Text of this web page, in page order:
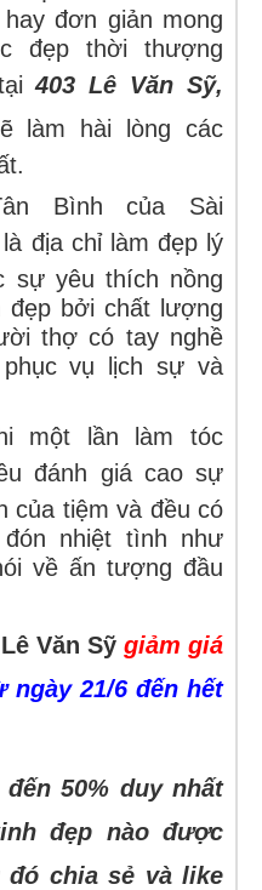
đơn giản mong
đẹp thời thượng
403 Lê Văn Sỹ,
làm hài lòng các
Bình của Sài
là địa chỉ làm đẹp lý
sự yêu thích nồng
đẹp bởi chất lượng
thợ có tay nghề
vụ lịch sự và
một lần làm tóc
đánh giá cao sự
của tiệm và đều có
nhiệt tình như
về ấn tượng đầu
Văn Sỹ giảm giá
ngày 21/6 đến hết
50% duy nhất
đẹp nào được
đó chia sẻ và like